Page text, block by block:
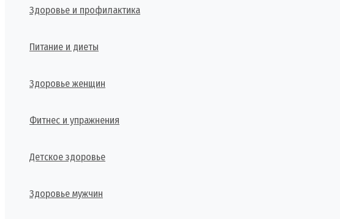
Здоровье и профилактика
Питание и диеты
Здоровье женщин
Фитнес и упражнения
Детское здоровье
Здоровье мужчин